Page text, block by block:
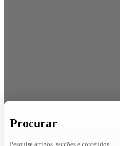
Procurar
Pesquise artigos, secções e conteúdos